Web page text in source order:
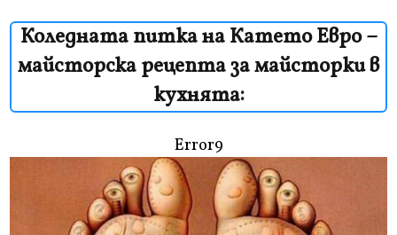
Коледната питка на Катето Евро –
майсторска рецепта за майсторки в
кухнята:
Error9